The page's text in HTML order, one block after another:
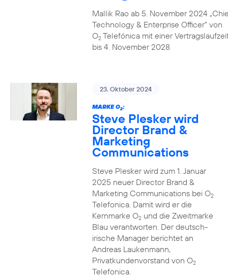
Mallik Rao ab 5. November 2024
Technology & Enterprise Officer” von
O2Telefónica mit einer
bis 4. November 2028
23. Oktober 2024
MARKE O2:
Steve Plesker wird
Director Brand &
Marketing
Communications
Steve Plesker wird zum 1. Januar
2025 neuer Director Brand &
Marketing Communications bei O2
Telefonica. Damit wird er die
Kernmarke O2und die Zweitmarke
Blau verantworten. Der deutsch-
irische Manager berichtet an
Andreas Laukenmann,
Privatkundenvorstand von O2
Telefonica.